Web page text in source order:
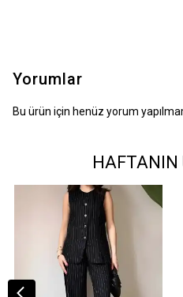
Yorumlar
Bu ürün için henüz yorum
HAFTANIN